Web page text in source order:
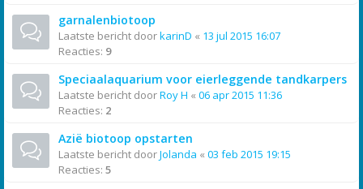
garnalenbiotoop
Laatste bericht doorkarinD « 13 jul 2015 16:07
Reacties: 9
Speciaalaquarium voor eierleggende tandkarpers
Laatste bericht doorRoy H « 06 apr 2015 11:36
Reacties: 2
Azië biotoop opstarten
Laatste bericht doorJolanda « 03 feb 2015 19:15
Reacties: 5